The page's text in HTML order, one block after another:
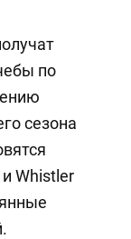
по
сезона
Whistler